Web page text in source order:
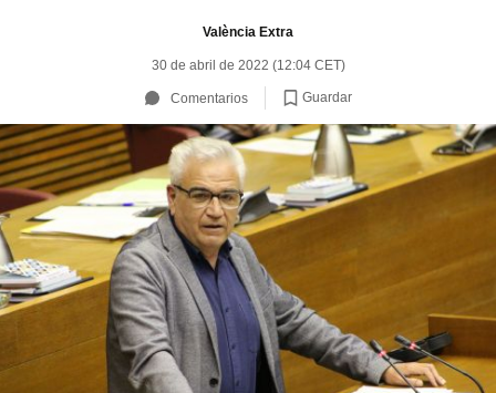
València Extra
30 de abril de 2022 (12:04 CET)
Comentarios Guardar